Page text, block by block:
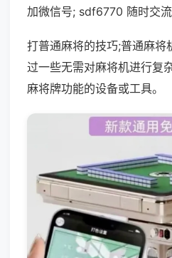
加微信号; sdf6770 随时交流
打普通麻将的技巧;普通麻将
过一些无需对麻将机进行复
麻将牌功能的设备或工具。